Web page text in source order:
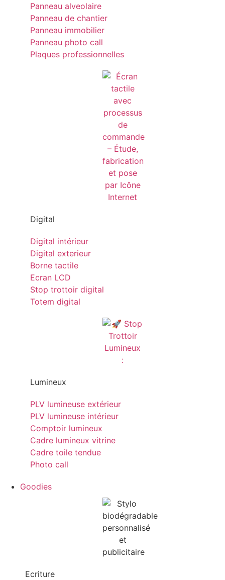
Panneau alveolaire
Panneau de chantier
Panneau immobilier
Panneau photo call
Plaques professionnelles
Digital
Digital intérieur
Digital exterieur
Borne tactile
Ecran LCD
Stop trottoir digital
Totem digital
Lumineux
PLV lumineuse extérieur
PLV lumineuse intérieur
Comptoir lumineux
Cadre lumineux vitrine
Cadre toile tendue
Photo call
Goodies
Ecriture